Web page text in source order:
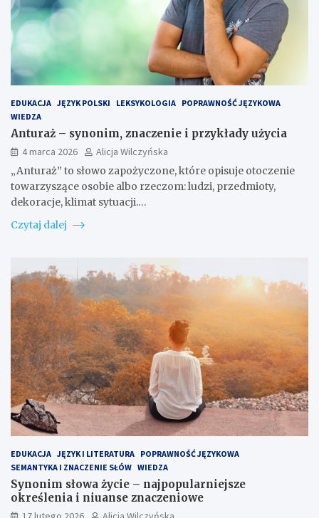
EDUKACJA JĘZYK POLSKI LEKSYKOLOGIA POPRAWNOŚĆ JĘZYKOWA
WIEDZA
Anturaż – synonim, znaczenie i przykłady użycia
4 marca 2026
Alicja Wilczyńska
„Anturaż” to słowo zapożyczone, które opisuje otoczenie
towarzyszące osobie albo rzeczom: ludzi, przedmioty,
dekoracje, klimat sytuacji.…
Czytaj dalej
EDUKACJA JĘZYK I LITERATURA POPRAWNOŚĆ JĘZYKOWA
SEMANTYKA I ZNACZENIE SŁÓW WIEDZA
Synonim słowa życie – najpopularniejsze
określenia i niuanse znaczeniowe